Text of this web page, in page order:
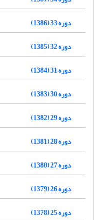
دوره 33 (1386)
دوره 32 (1385)
دوره 31 (1384)
دوره 30 (1383)
دوره 29 (1382)
دوره 28 (1381)
دوره 27 (1380)
دوره 26 (1379)
دوره 25 (1378)